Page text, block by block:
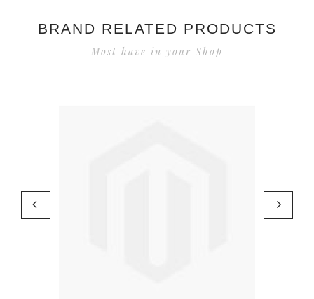
BRAND RELATED PRODUCTS
Most have in your Shop